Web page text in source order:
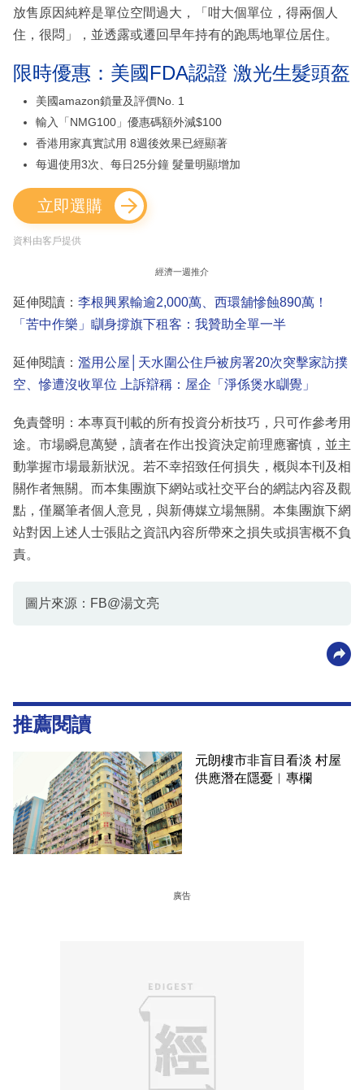
放售原因純粹是單位空間過大，「咁大個單位，得兩個人
住，很悶」，並透露或遷回早年持有的跑馬地單位居住。
限時優惠：美國FDA認證 激光生髮頭盔
美國amazon鎖量及評價No. 1
輸入「NMG100」優惠碼額外減$100
香港用家真實試用 8週後效果已經顯著
每週使用3次、每日25分鐘 髮量明顯增加
立即選購
資料由客戶提供
經濟一週推介
延伸閱讀： 李根興累輸逾2,000萬、西環舖慘蝕890萬！
「苦中作樂」瞓身撐旗下租客：我贊助全單一半
延伸閱讀： 濫用公屋│天水圍公住戶被房署20次突擊家訪撲
空、慘遭沒收單位 上訴辯稱：屋企「淨係煲水瞓覺」
免責聲明：本專頁刊載的所有投資分析技巧，只可作參考用
途。市場瞬息萬變，讀者在作出投資決定前理應審慎，並主
動掌握市場最新狀況。若不幸招致任何損失，概與本刊及相
關作者無關。而本集團旗下網站或社交平台的網誌內容及觀
點，僅屬筆者個人意見，與新傳媒立場無關。本集團旗下網
站對因上述人士張貼之資訊內容所帶來之損失或損害概不負
責。
圖片來源：FB@湯文亮
推薦閱讀
元朗樓市非盲目看淡 村屋
供應潛在隱憂︳專欄
廣告